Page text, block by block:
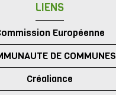
LIENS
Européenne
DE COMMUNES
Créaliance